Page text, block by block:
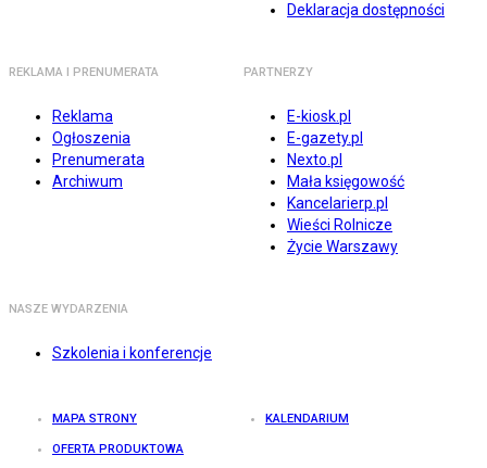
Deklaracja dostępności
REKLAMA I PRENUMERATA
Reklama
Ogłoszenia
Prenumerata
Archiwum
PARTNERZY
E-kiosk.pl
E-gazety.pl
Nexto.pl
Mała księgowość
Kancelarierp.pl
Wieści Rolnicze
Życie Warszawy
NASZE WYDARZENIA
Szkolenia i konferencje
MAPA STRONY KALENDARIUM
OFERTA PRODUKTOWA